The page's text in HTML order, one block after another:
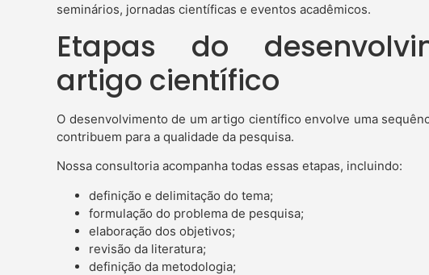
seminários, jornadas científicas e eventos acadêmicos.
Etapas do
artigo científico
O desenvolvimento de um artigo científico envolve uma
contribuem para a qualidade da pesquisa.
Nossa consultoria acompanha todas essas etapas, incluindo:
definição e delimitação do tema;
formulação do problema de pesquisa;
elaboração dos objetivos;
revisão da literatura;
definição da metodologia;